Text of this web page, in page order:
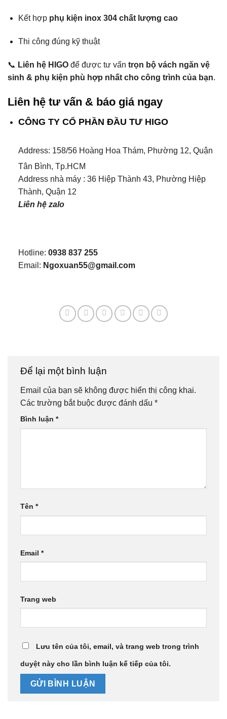
Kết hợp phụ kiện inox 304 chất lượng cao
Thi công đúng kỹ thuật
📞 Liên hệ HIGO để được tư vấn trọn bộ vách ngăn vệ
sinh & phụ kiện phù hợp nhất cho công trình của bạn.
Liên hệ tư vấn & báo giá ngay
CÔNG TY CỔ PHẦN ĐẦU TƯ HIGO
Address: 158/56 Hoàng Hoa Thám, Phường 12, Quận
Tân Bình, Tp.HCM
Address nhà máy : 36 Hiệp Thành 43, Phường Hiệp
Thành, Quận 12
Liên hệ zalo
Hotline: 0938 837 255
Email: Ngoxuan55@gmail.com
Để lại một bình luận
Email của bạn sẽ không được hiển thị công khai.
Các trường bắt buộc được đánh dấu *
Bình luận *
Tên *
Email *
Trang web
Lưu tên của tôi, email, và trang web trong trình
duyệt này cho lần bình luận kế tiếp của tôi.